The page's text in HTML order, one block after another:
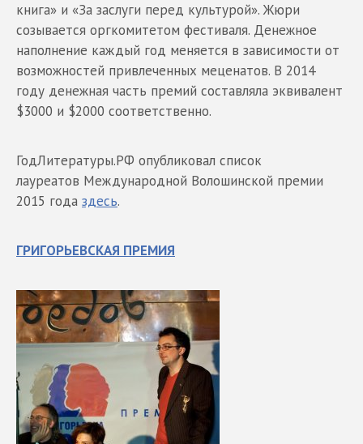
книга» и «За заслуги перед культурой». Жюри
созывается оргкомитетом фестиваля. Денежное
наполнение каждый год меняется в зависимости от
возможностей привлеченных меценатов. В 2014
году денежная часть премий составляла эквивалент
$3000 и $2000 соответственно.
ГодЛитературы.РФ опубликовал список
лауреатов Международной Волошинской премии
2015 года здесь.
ГРИГОРЬЕВСКАЯ ПРЕМИЯ